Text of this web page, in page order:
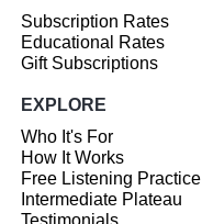
Subscription Rates
Educational Rates
Gift Subscriptions
EXPLORE
Who It's For
How It Works
Free Listening Practice
Intermediate Plateau
Testimonials